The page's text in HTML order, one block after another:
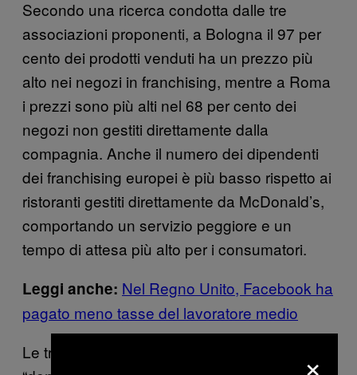
Secondo una ricerca condotta dalle tre
associazioni proponenti, a Bologna il 97 per
cento dei prodotti venduti ha un prezzo più
alto nei negozi in franchising, mentre a Roma
i prezzi sono più alti nel 68 per cento dei
negozi non gestiti direttamente dalla
compagnia. Anche il numero dei dipendenti
dei franchising europei è più basso rispetto ai
ristoranti gestiti direttamente da McDonald’s,
comportando un servizio peggiore e un
tempo di attesa più alto per i consumatori.
Leggi anche: Nel Regno Unito, Facebook ha
pagato meno tasse del lavoratore medio
Le tre associazioni hanno dichiarato che la×